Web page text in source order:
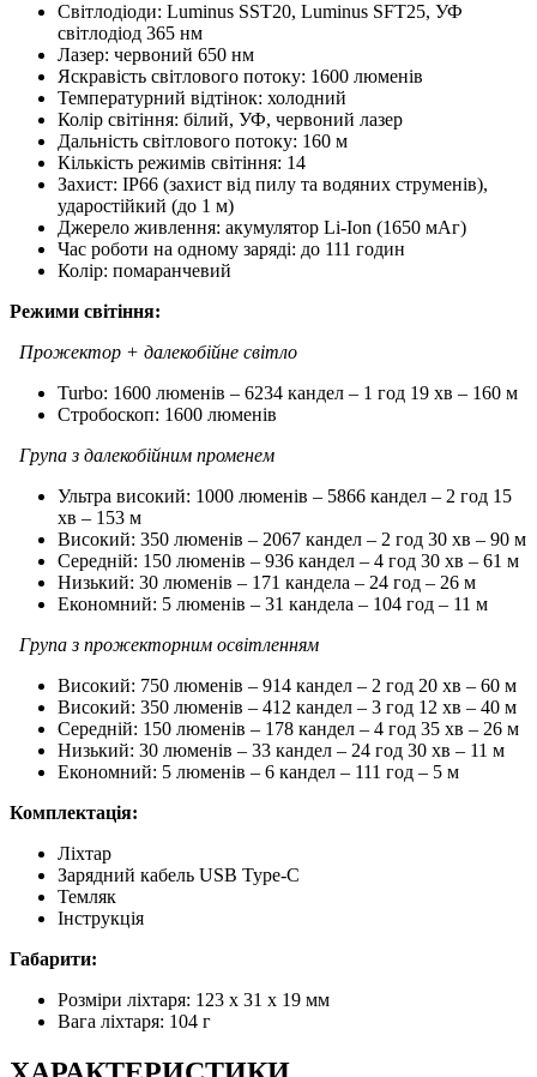
Світлодіоди: Luminus SST20, Luminus SFT25, УФ
світлодіод 365 нм
Лазер: червоний 650 нм
Яскравість світлового потоку: 1600 люменів
Температурний відтінок: холодний
Колір світіння: білий, УФ, червоний лазер
Дальність світлового потоку: 160 м
Кількість режимів світіння: 14
Захист: IP66 (захист від пилу та водяних струменів),
ударостійкий (до 1 м)
Джерело живлення: акумулятор Li-Ion (1650 мАг)
Час роботи на одному заряді: до 111 годин
Колір: помаранчевий
Режими світіння:
Прожектор + далекобійне світло
Turbo: 1600 люменів – 6234 кандел – 1 год 19 хв – 160 м
Стробоскоп: 1600 люменів
Група з далекобійним променем
Ультра високий: 1000 люменів – 5866 кандел – 2 год 15
хв – 153 м
Високий: 350 люменів – 2067 кандел – 2 год 30 хв – 90 м
Середній: 150 люменів – 936 кандел – 4 год 30 хв – 61 м
Низький: 30 люменів – 171 кандела – 24 год – 26 м
Економний: 5 люменів – 31 кандела – 104 год – 11 м
Група з прожекторним освітленням
Високий: 750 люменів – 914 кандел – 2 год 20 хв – 60 м
Високий: 350 люменів – 412 кандел – 3 год 12 хв – 40 м
Середній: 150 люменів – 178 кандел – 4 год 35 хв – 26 м
Низький: 30 люменів – 33 кандел – 24 год 30 хв – 11 м
Економний: 5 люменів – 6 кандел – 111 год – 5 м
Комплектація:
Ліхтар
Зарядний кабель USB Type-C
Темляк
Інструкція
Габарити:
Розміри ліхтаря: 123 x 31 x 19 мм
Вага ліхтаря: 104 г